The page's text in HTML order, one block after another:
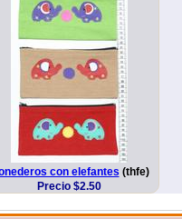
con elefantes (thfe)
Precio $2.50